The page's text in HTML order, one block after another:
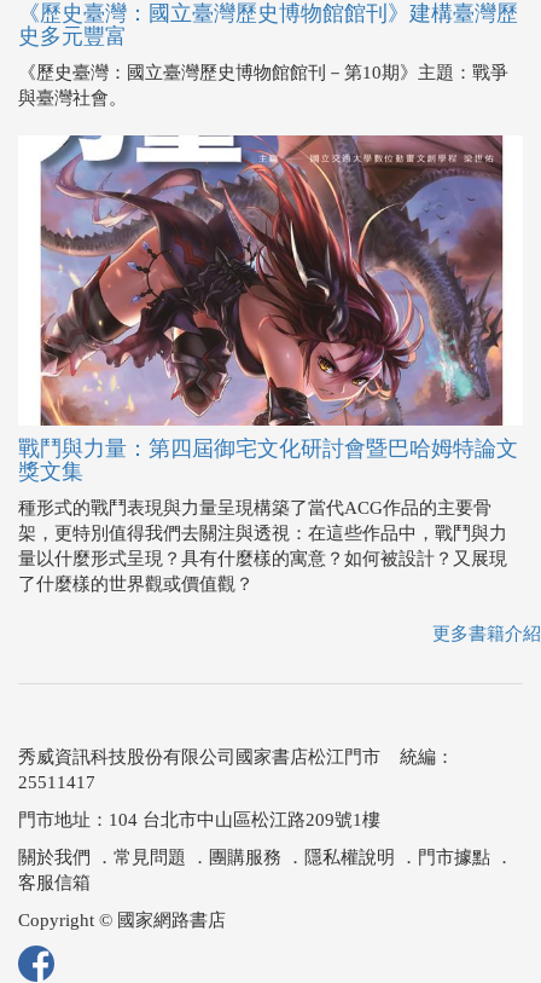
《歷史臺灣：國立臺灣歷史博物館館刊》建構臺灣歷
史多元豐富
《歷史臺灣：國立臺灣歷史博物館館刊－第10期》主題：戰爭
與臺灣社會。
戰鬥與力量：第四屆御宅文化研討會暨巴哈姆特論文
獎文集
種形式的戰鬥表現與力量呈現構築了當代ACG作品的主要骨
架，更特別值得我們去關注與透視：在這些作品中，戰鬥與力
量以什麼形式呈現？具有什麼樣的寓意？如何被設計？又展現
了什麼樣的世界觀或價值觀？
更多書籍介紹
秀威資訊科技股份有限公司國家書店松江門市 統編：
25511417
門市地址：104 台北市中山區松江路209號1樓
關於我們
． 常見問題 ． 團購服務 ． 隱私權說明 ． 門市據點 ．
客服信箱
Copyright © 國家網路書店